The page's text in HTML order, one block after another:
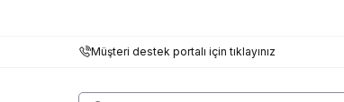
Müşteri destek portalı için tıklayınız